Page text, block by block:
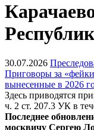
30.07.2026
Приговоры за
вынесенные в 2026
Здесь приводятся
ч. 2 ст. 207.3 УК в
Последнее
москвичу Сергею